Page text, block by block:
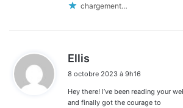
chargement…
Ellis
t
:
8 octobre 2023 à 9h16
Hey there! I’ve been reading your
and finally got the courage to